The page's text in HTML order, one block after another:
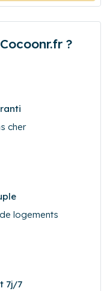
?
cher
logements
7j/7